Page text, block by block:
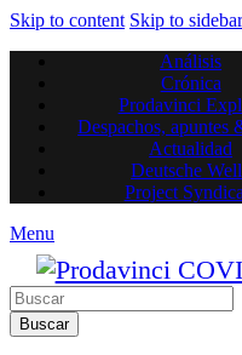
Skip to content Skip to sidebar
Análisis
Crónica
Prodavinci
Despachos, apuntes
Actualidad
Deutsche
Project
Menu
Buscar